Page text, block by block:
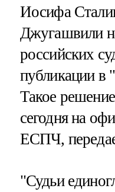
Иосифа
Джугашвили
российских
публикации в
Такое
сегодня на
ЕСПЧ,
"Судьи